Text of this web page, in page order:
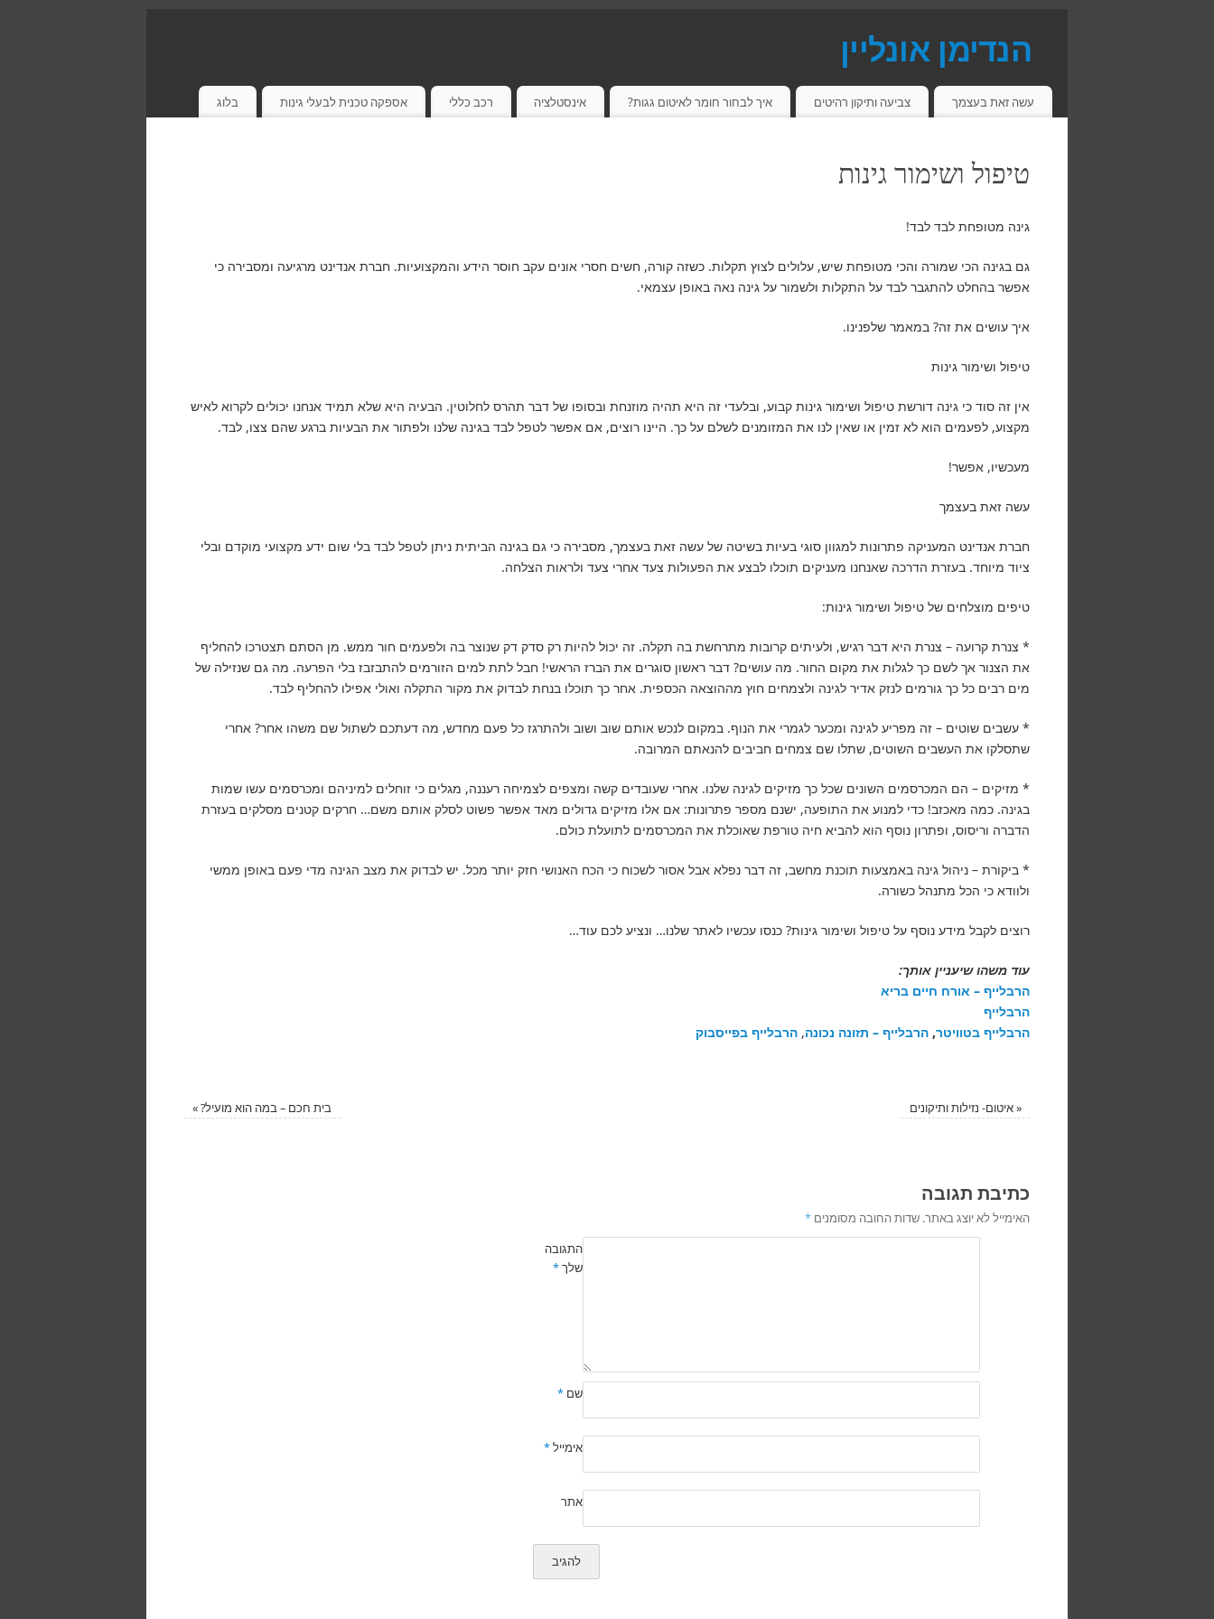
הנדימן אונליין
עשה זאת בעצמך צביעה ותיקון רהיטים איך לבחור חומר לאיטום גגות? אינסטלציה רכב כללי אספקה טכנית לבעלי גינות בלוג
טיפול ושימור גינות
גינה מטופחת לבד לבד!
גם בגינה הכי שמורה והכי מטופחת שיש, עלולים לצוץ תקלות. כשזה קורה, חשים חסרי אונים עקב חוסר הידע והמקצועיות. חברת אנדינט מרגיעה ומסבירה כי
אפשר בהחלט להתגבר לבד על התקלות ולשמור על גינה נאה באופן עצמאי.
איך עושים את זה? במאמר שלפנינו.
טיפול ושימור גינות
אין זה סוד כי גינה דורשת טיפול ושימור גינות קבוע, ובלעדי זה היא תהיה מוזנחת ובסופו של דבר תהרס לחלוטין. הבעיה היא שלא תמיד אנחנו יכולים לקרוא לאיש
מקצוע, לפעמים הוא לא זמין או שאין לנו את המזומנים לשלם על כך. היינו רוצים, אם אפשר לטפל לבד בגינה שלנו ולפתור את הבעיות ברגע שהם צצו, לבד.
מעכשיו, אפשר!
עשה זאת בעצמך
חברת אנדינט המעניקה פתרונות למגוון סוגי בעיות בשיטה של עשה זאת בעצמך, מסבירה כי גם בגינה הביתית ניתן לטפל לבד בלי שום ידע מקצועי מוקדם ובלי
ציוד מיוחד. בעזרת הדרכה שאנחנו מעניקים תוכלו לבצע את הפעולות צעד אחרי צעד ולראות הצלחה.
טיפים מוצלחים של טיפול ושימור גינות:
* צנרת קרועה – צנרת היא דבר רגיש, ולעיתים קרובות מתרחשת בה תקלה. זה יכול להיות רק סדק דק שנוצר בה ולפעמים חור ממש. מן הסתם תצטרכו להחליף
את הצנור אך לשם כך לגלות את מקום החור. מה עושים? דבר ראשון סוגרים את הברז הראשי! חבל לתת למים הזורמים להתבזבז בלי הפרעה. מה גם שנזילה של
מים רבים כל כך גורמים לנזק אדיר לגינה ולצמחים חוץ מההוצאה הכספית. אחר כך תוכלו בנחת לבדוק את מקור התקלה ואולי אפילו להחליף לבד.
* עשבים שוטים – זה מפריע לגינה ומכער לגמרי את הנוף. במקום לנכש אותם שוב ושוב ולהתרגז כל פעם מחדש, מה דעתכם לשתול שם משהו אחר? אחרי
שתסלקו את העשבים השוטים, שתלו שם צמחים חביבים להנאתם המרובה.
* מזיקים – הם המכרסמים השונים שכל כך מזיקים לגינה שלנו. אחרי שעובדים קשה ומצפים לצמיחה רעננה, מגלים כי זוחלים למיניהם ומכרסמים עשו שמות
בגינה. כמה מאכזב! כדי למנוע את התופעה, ישנם מספר פתרונות: אם אלו מזיקים גדולים מאד אפשר פשוט לסלק אותם משם… חרקים קטנים מסלקים בעזרת
הדברה וריסוס, ופתרון נוסף הוא להביא חיה טורפת שאוכלת את המכרסמים לתועלת כולם.
* ביקורת – ניהול גינה באמצעות תוכנת מחשב, זה דבר נפלא אבל אסור לשכוח כי הכח האנושי חזק יותר מכל. יש לבדוק את מצב הגינה מדי פעם באופן ממשי
ולוודא כי הכל מתנהל כשורה.
רוצים לקבל מידע נוסף על טיפול ושימור גינות? כנסו עכשיו לאתר שלנו… ונציע לכם עוד…
עוד משהו שיעניין אותך:
הרבלייף – אורח חיים בריא
הרבלייף
הרבלייף בטוויטר, הרבלייף – תזונה נכונה, הרבלייף בפייסבוק
«איטום- נזילות ותיקונים בית חכם – במה הוא מועיל?»
כתיבת תגובה
האימייל לא יוצג באתר. שדות החובה מסומנים *
התגובה
שלך*
שם *
אימייל*
אתר